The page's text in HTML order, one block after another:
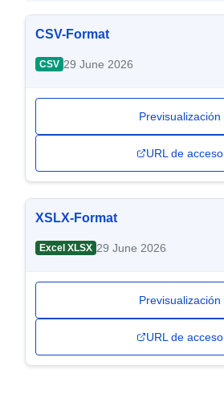
CSV-Format
CSV 29 June 2026
Previsualización
URL de acceso
XSLX-Format
Excel XLSX 29 June 2026
Previsualización
URL de acceso